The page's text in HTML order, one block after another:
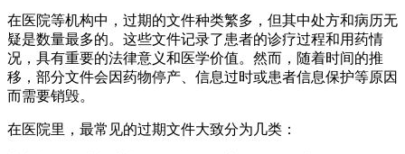
在医院等机构中，过期的文件种类繁多，但其中处方和病历无
疑是数量最多的。这些文件记录了患者的诊疗过程和用药情
况，具有重要的法律意义和医学价值。然而，随着时间的推
移，部分文件会因药物停产、信息过时或患者信息保护等原因
而需要销毁。
在医院里，最常见的过期文件大致分为几类：